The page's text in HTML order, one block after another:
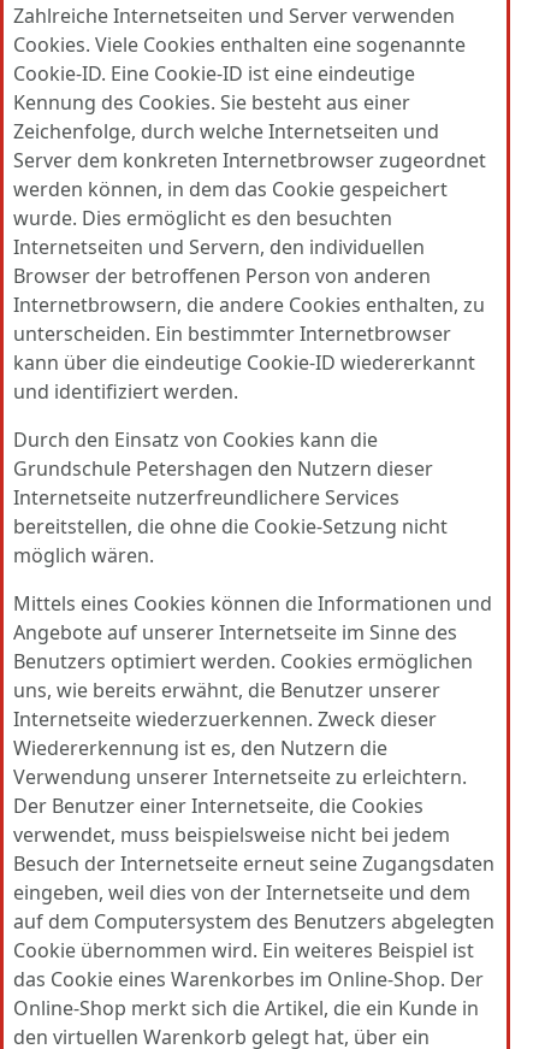
Zahlreiche Internetseiten und Server verwenden
Cookies. Viele Cookies enthalten eine sogenannte
Cookie-ID. Eine Cookie-ID ist eine eindeutige
Kennung des Cookies. Sie besteht aus einer
Zeichenfolge, durch welche Internetseiten und
Server dem konkreten Internetbrowser zugeordnet
werden können, in dem das Cookie gespeichert
wurde. Dies ermöglicht es den besuchten
Internetseiten und Servern, den individuellen
Browser der betroffenen Person von anderen
Internetbrowsern, die andere Cookies enthalten, zu
unterscheiden. Ein bestimmter Internetbrowser
kann über die eindeutige Cookie-ID wiedererkannt
und identifiziert werden.
Durch den Einsatz von Cookies kann die
Grundschule Petershagen den Nutzern dieser
Internetseite nutzerfreundlichere Services
bereitstellen, die ohne die Cookie-Setzung nicht
möglich wären.
Mittels eines Cookies können die Informationen und
Angebote auf unserer Internetseite im Sinne des
Benutzers optimiert werden. Cookies ermöglichen
uns, wie bereits erwähnt, die Benutzer unserer
Internetseite wiederzuerkennen. Zweck dieser
Wiedererkennung ist es, den Nutzern die
Verwendung unserer Internetseite zu erleichtern.
Der Benutzer einer Internetseite, die Cookies
verwendet, muss beispielsweise nicht bei jedem
Besuch der Internetseite erneut seine Zugangsdaten
eingeben, weil dies von der Internetseite und dem
auf dem Computersystem des Benutzers abgelegten
Cookie übernommen wird. Ein weiteres Beispiel ist
das Cookie eines Warenkorbes im Online-Shop. Der
Online-Shop merkt sich die Artikel, die ein Kunde in
den virtuellen Warenkorb gelegt hat, über ein